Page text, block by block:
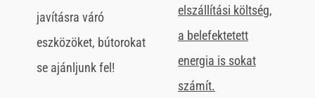
javításra váró
eszközöket, bútorokat
se ajánljunk fel!
elszállítási költség,
a belefektetett
energia is sokat
számít.